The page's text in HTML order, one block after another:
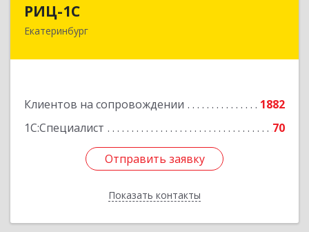
РИЦ-1С
Екатеринбург
Клиентов на сопровождении
1882
1С:Специалист
70
Отправить заявку
Показать контакты
620102, Свердловская обл, Екатеринбург г,
Отправить заявку
Назад